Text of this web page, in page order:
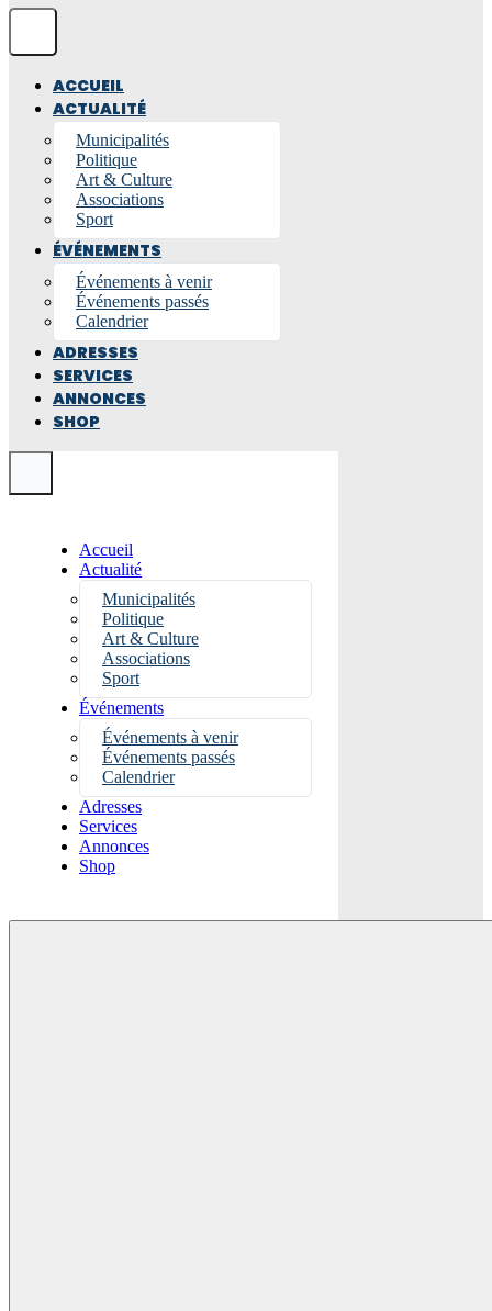
ACCUEIL
ACTUALITÉ
Municipalités
Politique
Art & Culture
Associations
Sport
ÉVÉNEMENTS
Événements à venir
Événements passés
Calendrier
ADRESSES
SERVICES
ANNONCES
SHOP
Accueil
Actualité
Municipalités
Politique
Art & Culture
Associations
Sport
Événements
Événements à venir
Événements passés
Calendrier
Adresses
Services
Annonces
Shop